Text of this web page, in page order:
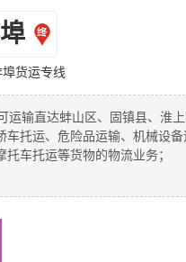
货运专线
输直达蚌山区、固镇县、淮
托运、危险品运输、机械设备
车托运等货物的物流业务；